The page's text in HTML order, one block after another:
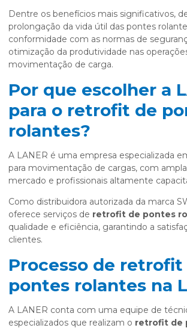
Dentre os benefícios mais significativos,
prolongação da vida útil das pontes
conformidade com as normas de
otimização da produtividade nas
movimentação de carga.
Por que escolher a
para o retrofit de
rolantes?
A LANER é uma empresa especializada
para movimentação de cargas, com
mercado e profissionais altamente
Como distribuidora autorizada da marca
oferece serviços de retrofit de pontes
qualidade e eficiência, garantindo a
clientes.
Processo de retrofit
pontes rolantes na
A LANER conta com uma equipe de
especializados que realizam o retrofit de